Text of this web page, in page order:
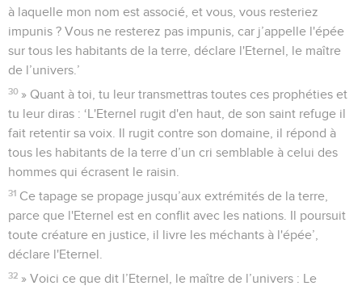
à laquelle mon nom est associé, et vous, vous resteriez
impunis ? Vous ne resterez pas impunis, car j’appelle l'épée
sur tous les habitants de la terre, déclare l'Eternel, le maître
de l’univers.’
30 » Quant à toi, tu leur transmettras toutes ces prophéties et
tu leur diras : ‘L'Eternel rugit d'en haut, de son saint refuge il
fait retentir sa voix. Il rugit contre son domaine, il répond à
tous les habitants de la terre d’un cri semblable à celui des
hommes qui écrasent le raisin.
31 Ce tapage se propage jusqu’aux extrémités de la terre,
parce que l'Eternel est en conflit avec les nations. Il poursuit
toute créature en justice, il livre les méchants à l'épée’,
déclare l'Eternel.
32 » Voici ce que dit l’Eternel, le maître de l’univers : Le